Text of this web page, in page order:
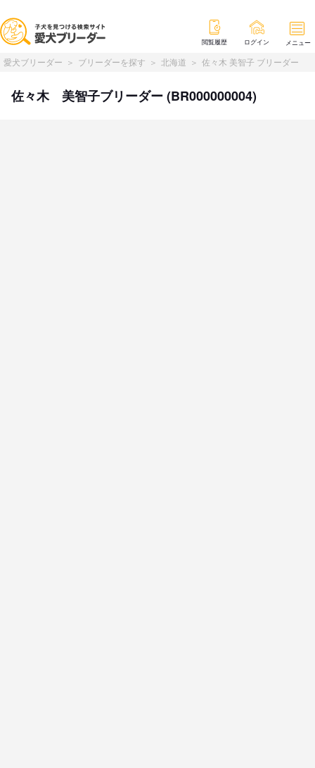
閲覧履歴 ログイン メニュー
愛犬ブリーダー ブリーダーを探す 北海道 佐々木 美智子 ブリーダー
佐々木 美智子ブリーダー (BR000000004)